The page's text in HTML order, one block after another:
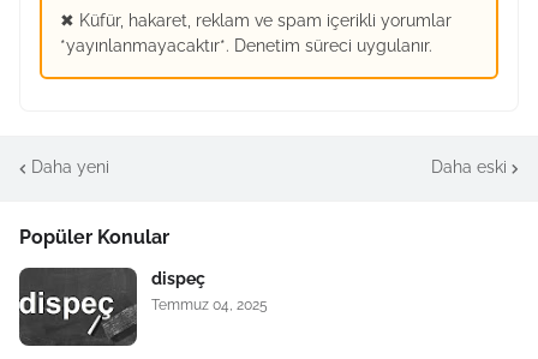
✖ Küfür, hakaret, reklam ve spam içerikli yorumlar
*yayınlanmayacaktır*. Denetim süreci uygulanır.
Daha yeni Daha eski
Popüler Konular
dispeç
Temmuz 04, 2025